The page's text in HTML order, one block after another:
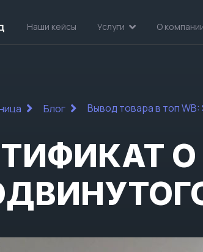
Наши кейсы Услуги О
Блог Вывод товара в топ WB: